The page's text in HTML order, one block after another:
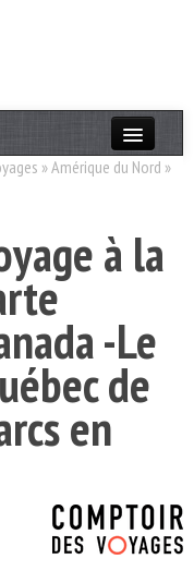
»Amérique du Nord »
à la
-Le
de
en